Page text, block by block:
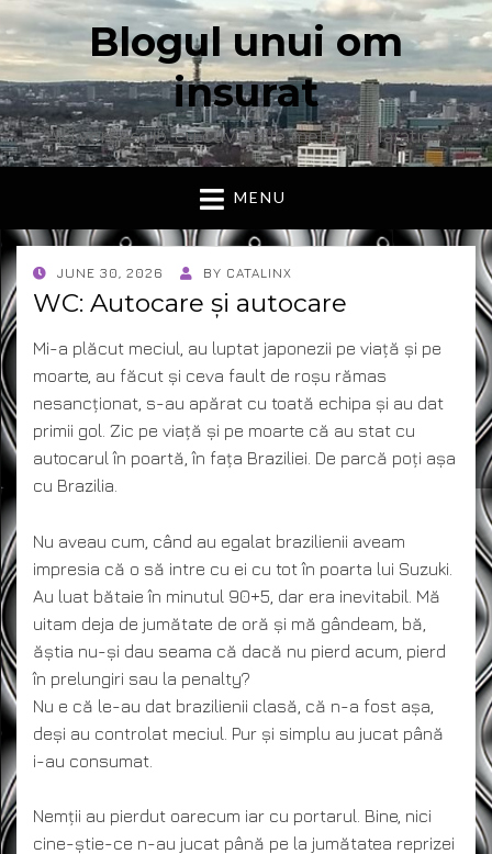
Blogul unui om
insurat
Aici vorbesc io, cu cuvintele mele. Declaratie….
MENU
POSTED
ON
JUNE 30, 2026 BY CATALINX
WC: Autocare și autocare
Mi-a plăcut meciul, au luptat japonezii pe viață și pe
moarte, au făcut și ceva fault de roșu rămas
nesancționat, s-au apărat cu toată echipa și au dat
primii gol. Zic pe viață și pe moarte că au stat cu
autocarul în poartă, în fața Braziliei. De parcă poți așa
cu Brazilia.
Nu aveau cum, când au egalat brazilienii aveam
impresia că o să intre cu ei cu tot în poarta lui Suzuki.
Au luat bătaie în minutul 90+5, dar era inevitabil. Mă
uitam deja de jumătate de oră și mă gândeam, bă,
ăștia nu-și dau seama că dacă nu pierd acum, pierd
în prelungiri sau la penalty?
Nu e că le-au dat brazilienii clasă, că n-a fost așa,
deși au controlat meciul. Pur și simplu au jucat până
i-au consumat.
Nemții au pierdut oarecum iar cu portarul. Bine, nici
cine-știe-ce n-au jucat până pe la jumătatea reprizei